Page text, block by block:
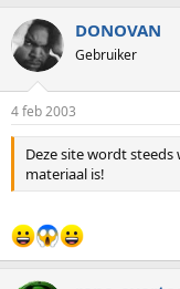
DONOVAN
Gebruiker
4 feb 2003
Deze site wordt
materiaal is!